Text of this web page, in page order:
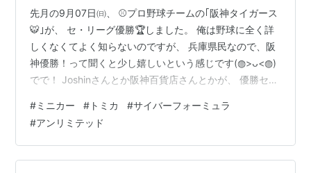
先月の9月07日㈰、 ⚾️プロ野球チームの｢阪神タイガース
🐯｣が、 セ・リーグ優勝🏆しました。 俺は野球に全く詳
しくなくてよく知らないのですが、 兵庫県民なので、阪
神優勝！って聞くと少し嬉しいという感じです(◍>ᴗ<◍)
でで！ Joshinさんとか阪神百貨店さんとかが、 優勝セー
わりに、 特に買う予定の物は無かったんですが、 ミニカ
ーが激安叩き売りとかになってへんかと期待してJoshin
へGO🏃‍♂️ 👆🏻🏆優勝セールやってますね👀 家電なんかは凄
い安いやつとかもあったようですが、 俺の大好きなおも
#ミニカー # トミカ #サイバーフォーミュラ
#アンリミテッド